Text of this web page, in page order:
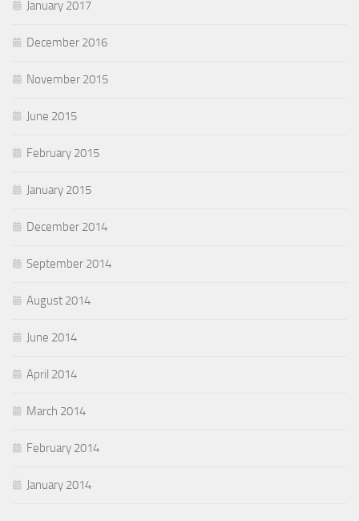
January 2017
December 2016
November 2015
June 2015
February 2015
January 2015
December 2014
September 2014
August 2014
June 2014
April 2014
March 2014
February 2014
January 2014